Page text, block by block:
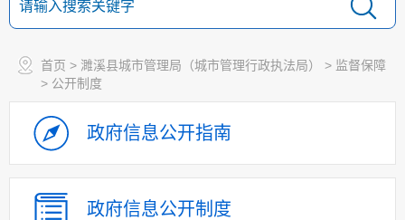
首页 > 濉溪县城市管理局（城市管理行政执法局） > 监督保障
> 公开制度
政府信息公开指南
政府信息公开制度